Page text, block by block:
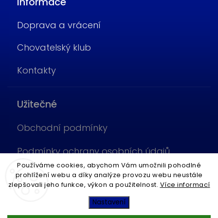
Používáme cookies, abychom Vám umožnili pohodlné
prohlížení webu a díky analýze provozu webu neustále
zlepšovali jeho funkce, výkon a použitelnost. Více informací
Nastavení
Doprava a vrácení
Chovatelský klub
Kontakty
Užitečné
Obchodní podmínky
Podmínky ochrany osobních údajů
Cookies
Fish4Pets. Všechna práva vyhrazena.
Shoptet| DesignShoptak.cz